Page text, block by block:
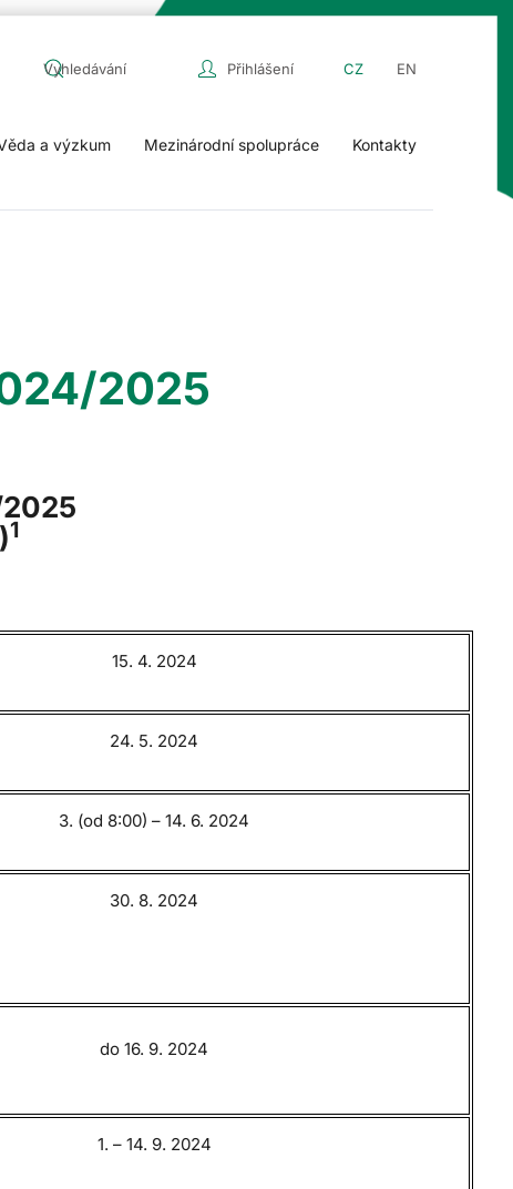
Přihlášení CZ EN
a výzkum Mezinárodní spolupráce Kontakty
2025
1
15. 4. 2024
24. 5. 2024
3. (od 8:00) – 14. 6. 2024
30. 8. 2024
do 16. 9. 2024
1. – 14. 9. 2024